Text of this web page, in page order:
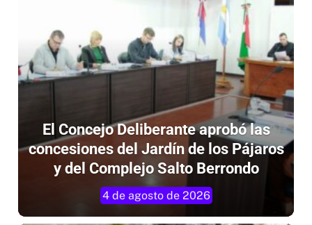
El Concejo Deliberante aprobó las
concesiones del Jardín de los Pájaros
y del Complejo Salto Berrondo
4 de agosto de 2026